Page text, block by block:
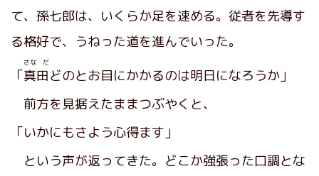
て、孫七郎は、いくらか足を速める。従者を先導す
る格好で、うねった道を進んでいった。
「真田
さな だ
どのとお目にかかるのは明日になろうか」
前方を見据えたままつぶやくと、
「いかにもさよう心得ます」
という声が返ってきた。どこか強張った口調とな